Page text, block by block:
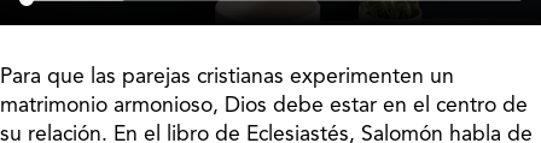
Para que las parejas cristianas experimenten un
matrimonio armonioso, Dios debe estar en el centro de
su relación. En el libro de Eclesiastés, Salomón habla de